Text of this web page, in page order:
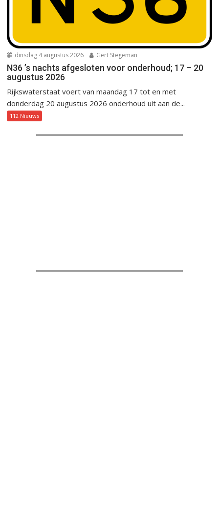
dinsdag 4 augustus 2026 Gert Stegeman
N36 ’s nachts afgesloten voor onderhoud; 17 – 20
augustus 2026
Rijkswaterstaat voert van maandag 17 tot en met
donderdag 20 augustus 2026 onderhoud uit aan de...
112 Nieuws